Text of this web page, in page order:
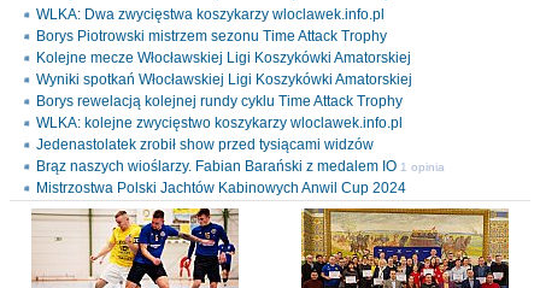
WLKA: Dwa zwycięstwa koszykarzy wloclawek.info.pl
Borys Piotrowski mistrzem sezonu Time Attack Trophy
Kolejne mecze Włocławskiej Ligi Koszykówki Amatorskiej
Wyniki spotkań Włocławskiej Ligi Koszykówki Amatorskiej
Borys rewelacją kolejnej rundy cyklu Time Attack Trophy
WLKA: kolejne zwycięstwo koszykarzy wloclawek.info.pl
Jedenastolatek zrobił show przed tysiącami widzów
Brąz naszych wioślarzy. Fabian Barański z medalem IO 1 opinia
Mistrzostwa Polski Jachtów Kabinowych Anwil Cup 2024